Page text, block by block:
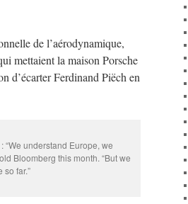
de l’aérodynamique,
mettaient la maison Porsche
d’écarter Ferdinand Piëch en
understand Europe, we
Bloomberg this month. “But we
far.”